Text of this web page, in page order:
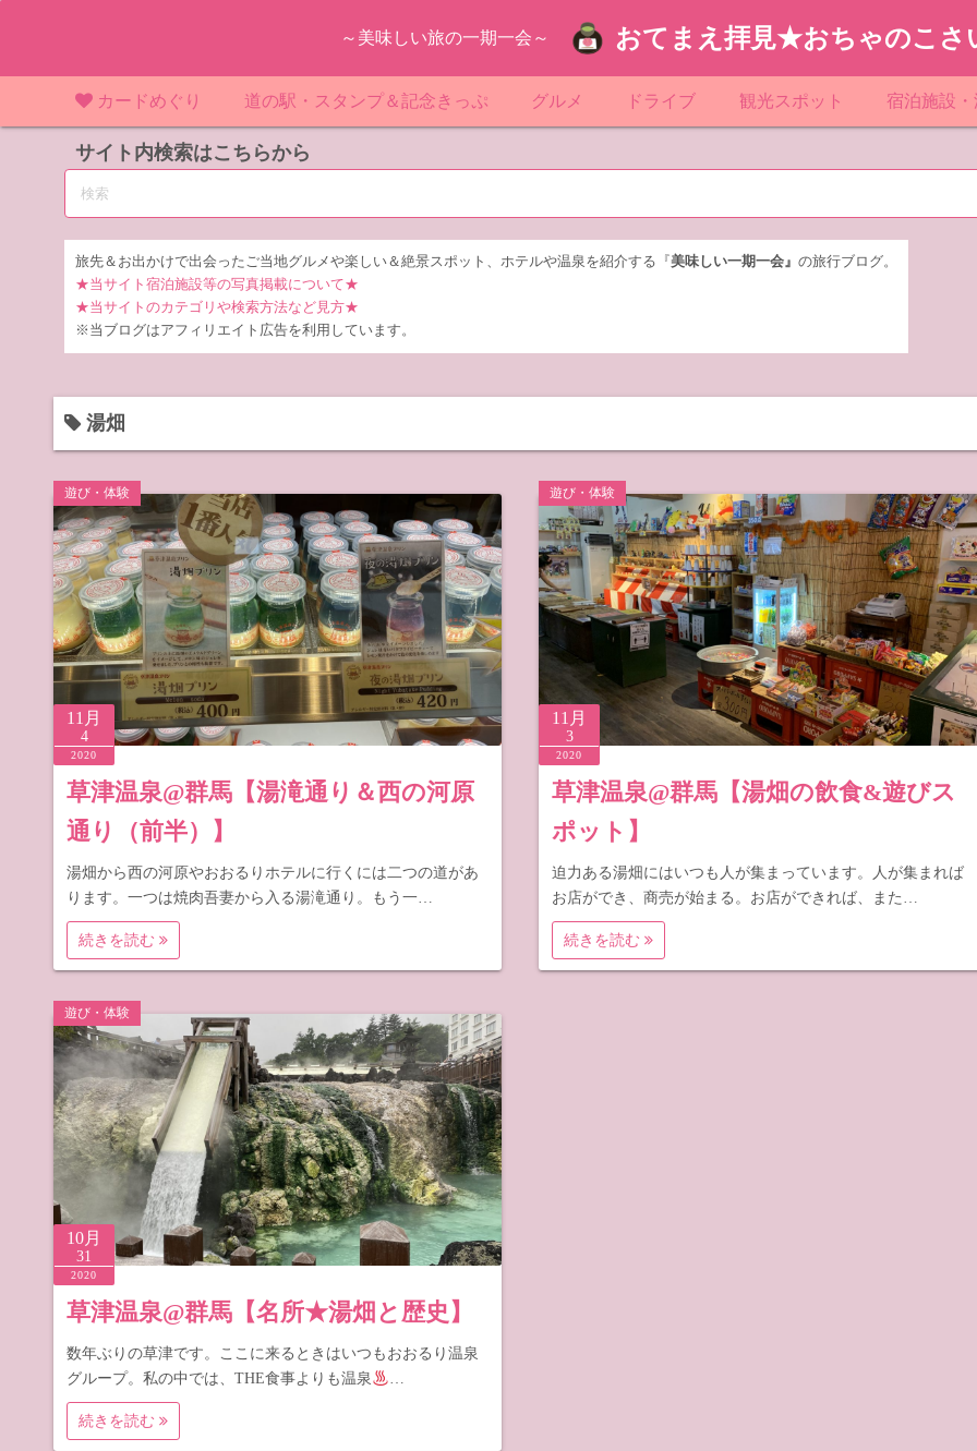
ツ
～美味しい旅の一期一会～ おてまえ拝見★おちゃのこさ
カードめぐり
マンホールカード マンホールカード（関東）
埼玉県のマンホール
茨城県のマンホール
栃木県のマンホール
群馬県のマンホール
マンホールカード（東北） 宮城県のマンホール
マンホールカード（中部）
IKEカード
KAWAカード
橋カード
ダムカード
LOGetカード
道の駅・スタンプ＆記念きっぷ
道の駅（関東）
道の駅 埼玉
道の駅 茨城
道の駅 群馬
道の駅 栃木
道の駅 山梨
道の駅 長野
道の駅 静岡
道の駅（東北） 道の駅 宮城
道の駅（北陸）
グルメ ドライブ 観光スポット
遊び・体験
宿泊施設・
スーパーホ
シティホ
サイト内検索はこちらから
旅先＆お出かけで出会ったご当地グルメや楽しい＆絶景スポット、ホテルや温泉を紹介する『 美味しい一期一会』 の旅行ブログ。
★当サイト宿泊施設等の写真掲載について★
★当サイトのカテゴリや検索方法など見方★
※当ブログはアフィリエイト広告を利用しています。
湯畑
遊び・体験
11月
4
2020
草津温泉@群馬【湯滝通り＆西の河原
通り（前半）】
湯畑から西の河原やおおるりホテルに行くには二つの道があ
ります。一つは焼肉吾妻から入る湯滝通り。もう一…
続きを読む
遊び・体験
11月
3
2020
草津温泉@群馬【湯畑の飲食&遊びス
ポット】
迫力ある湯畑にはいつも人が集まっています。人が集まれば
お店ができ、商売が始まる。お店ができれば、また…
続きを読む
遊び・体験
10月
31
2020
草津温泉@群馬【名所★湯畑と歴史】
数年ぶりの草津です。ここに来るときはいつもおおるり温泉
グループ。私の中では、THE食事よりも温泉
…
続きを読む